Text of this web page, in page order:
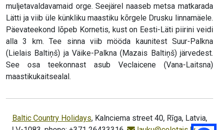
muljetavaldavamaid orge. Seejärel naaseb metsa matkarada
Lätti ja viib üle künkliku maastiku kõrgele Drusku linnamäele.
Päevateekond lõpeb Kornetis, kust on Eesti-Läti piirini veidi
alla 3 km. Tee sinna viib mööda kaunitest Suur-Palkna
(Lielais Baltiņš) ja Väike-Palkna (Mazais Baltiņš) järvedest.
See osa teekonnast asub Veclaicene (Vana-Laitsna)
maastikukaitsealal.
Baltic Country Holidays, Kalnciema street 40, Rīga, Latvia,